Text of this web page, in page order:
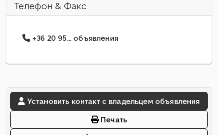
Телефон & Факс
+36 20 95... объявления
Установить контакт с владельцем объявления
Печать